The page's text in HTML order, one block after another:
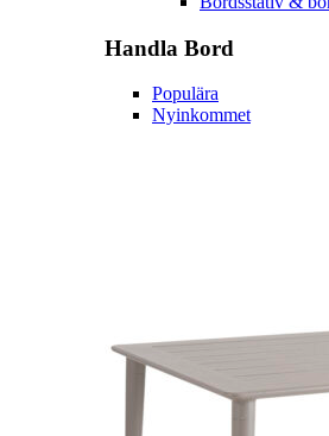
Handla Bord
Populära
Nyinkommet